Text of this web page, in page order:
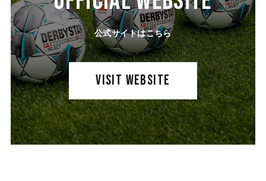
公式サイトはこちら
VISIT WEBSITE